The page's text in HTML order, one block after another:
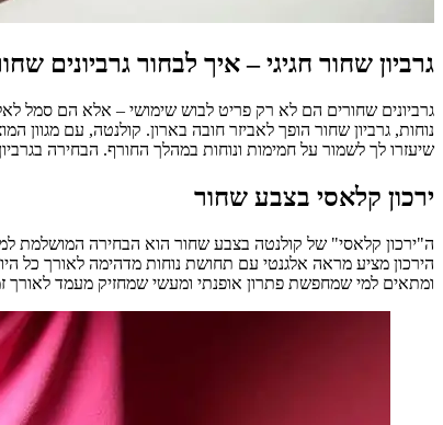
גרביון שחור חגיגי – איך לבחור גרביונים
גרביונים שחורים הם לא רק פריט לבוש שימושי – אלא הם סמל
נוחות, גרביון שחור הופך לאביזר חובה בארון. קולנטה, עם
שיעזרו לך לשמור על חמימות ונוחות במהלך החורף. הבחירה
ירכון קלאסי בצבע שחור
הירכון מציע מראה אלגנטי עם תחושת נוחות מדהימה לאורך כל
ומתאים למי שמחפשת פתרון אופנתי ומעשי שמחזיק מעמד לאורך